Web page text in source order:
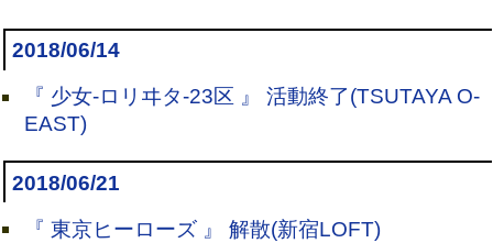
2018/06/14
『 少女-ロリヰタ-23区 』 活動終了(TSUTAYA O-
EAST)
2018/06/21
『 東京ヒーローズ 』 解散(新宿LOFT)